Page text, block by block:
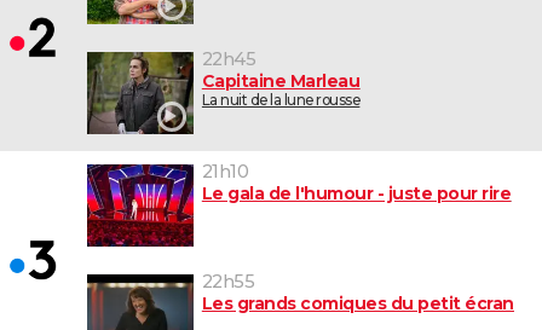
22h45
Capitaine Marleau
La nuit de la lune rousse
21h10
Le gala de l'humour - juste pour rire
22h55
Les grands comiques du petit écran